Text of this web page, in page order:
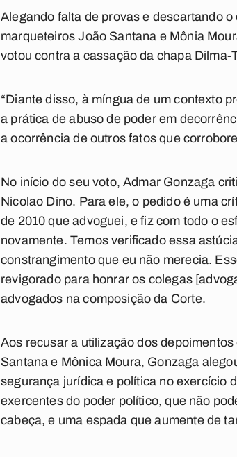
Alegando falta de provas e descartando
marqueteiros João Santana e Mônia
votou contra a cassação da chapa
“Diante disso, à míngua de um contexto
a prática de abuso de poder em
a ocorrência de outros fatos que
No início do seu voto, Admar Gonzaga
Nicolao Dino. Para ele, o pedido é uma
de 2010 que advoguei, e fiz com todo o
novamente. Temos verificado essa
constrangimento que eu não merecia.
revigorado para honrar os colegas
advogados na composição da Corte.
Aos recusar a utilização dos
Santana e Mônica Moura, Gonzaga
segurança jurídica e política no exercício
exercentes do poder político, que não
cabeça, e uma espada que aumente de